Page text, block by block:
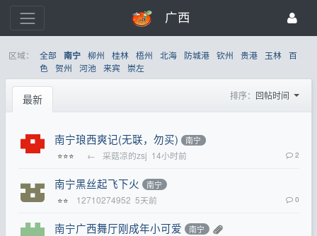
广西
区域： 全部 南宁 柳州 桂林 梧州 北海 防城港 钦州 贵港 玉林 百
色 贺州 河池 来宾 崇左
最新 排序： 回帖时间
南宁琅西爽记(无联，勿买) 南宁
⭐⭐⭐ ← 采菇凉的zsj 14小时前 2
南宁黑丝起飞下火 南宁
⭐⭐ 12710274952 5天前 0
南宁广西舞厅刚成年小可爱 南宁